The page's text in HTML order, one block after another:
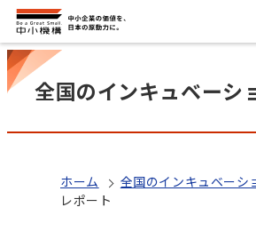
全国のインキュベーシ
ホーム 全国のインキュベーシ
レポート